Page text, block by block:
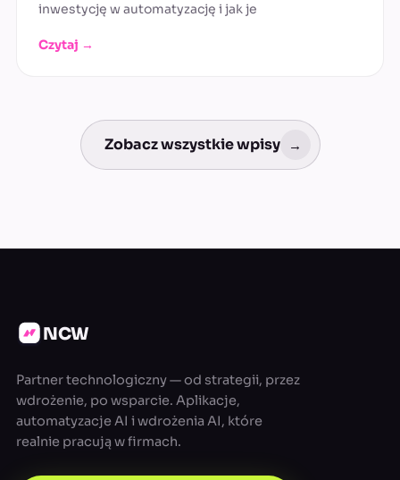
inwestycję w automatyzację i jak je
Czytaj →
Zobacz wszystkie wpisy →
NCW
Partner technologiczny — od strategii, przez
wdrożenie, po wsparcie. Aplikacje,
automatyzacje AI i wdrożenia AI, które
realnie pracują w firmach.